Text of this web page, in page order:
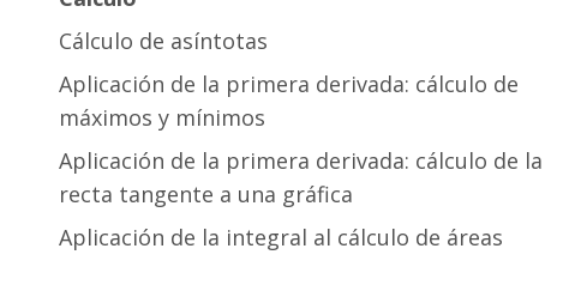
Cálculo de asíntotas
Aplicación de la primera derivada: cálculo de
máximos y mínimos
Aplicación de la primera derivada: cálculo de la
recta tangente a una gráfica
Aplicación de la integral al cálculo de áreas